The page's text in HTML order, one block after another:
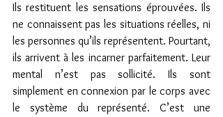
Ils restituent les sensations éprouvées. Ils
ne connaissent pas les situations réelles, ni
les personnes qu’ils représentent. Pourtant,
ils arrivent à les incarner parfaitement. Leur
mental n’est pas sollicité. Ils sont
simplement en connexion par le corps avec
le système du représenté. C’est une